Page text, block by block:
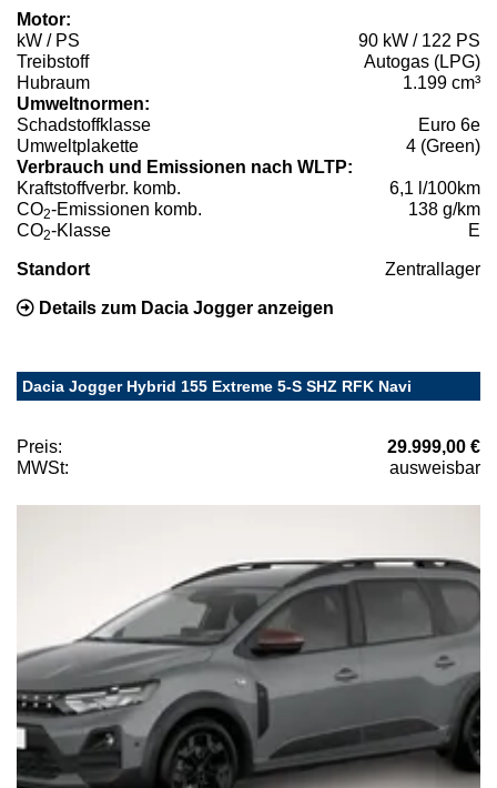
Motor:
kW / PS
90 kW / 122 PS
Treibstoff
Autogas (LPG)
Hubraum
1.199 cm³
Umweltnormen:
Schadstoffklasse
Euro 6e
Umweltplakette
4 (Green)
Verbrauch und Emissionen nach WLTP:
Kraftstoffverbr. komb.
6,1 l/100km
CO2-Emissionen komb.
138 g/km
CO2-Klasse E
Standort Zentrallager
Details zum Dacia Jogger anzeigen
Dacia Jogger Hybrid 155 Extreme 5-S SHZ RFK Navi
Preis:
29.999,00 €
MWSt:
ausweisbar